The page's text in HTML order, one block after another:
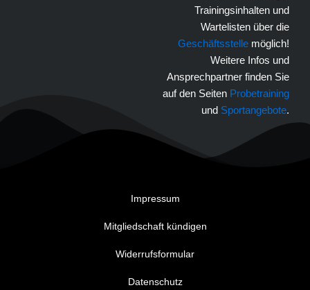
Trainingsinhalten und
Wartelisten über die
Geschäftsstelle möglich!
Weitere Infos und
Ansprechpartner finden Sie
auf den Seiten Probetraining
und Sportangebote.
Impressum
Mitgliedschaft kündigen
Widerrufsformular
Datenschutz